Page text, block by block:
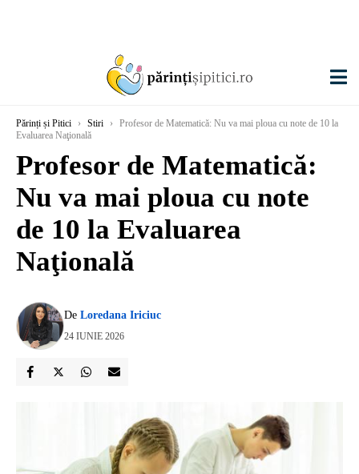
Părinți și Pitici › Stiri ›
Profesor de Matematică: Nu va mai ploua cu note de 10 la
Evaluarea Naţională
Profesor de Matematică:
Nu va mai ploua cu note
de 10 la Evaluarea
Naţională
De Loredana Iriciuc
24 IUNIE 2026